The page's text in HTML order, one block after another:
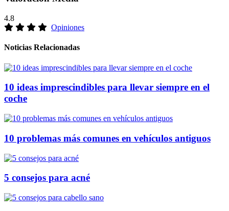
4.8
Opiniones
Noticias Relacionadas
10 ideas imprescindibles para llevar siempre en el
coche
10 problemas más comunes en vehículos antiguos
5 consejos para acné